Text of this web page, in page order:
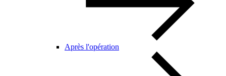
Après l'opération